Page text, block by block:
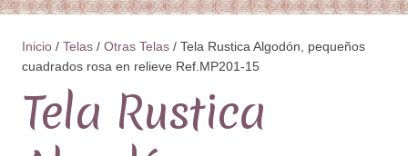
Inicio / Telas / Otras Telas / Tela Rustica Algodón, pequeños
cuadrados rosa en relieve Ref.MP201-15
Tela Rustica